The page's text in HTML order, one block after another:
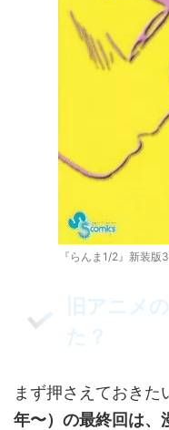
『らんま1/2』新装
旧アニメ
た？
まず押さえておきた
年〜）の最終回は、